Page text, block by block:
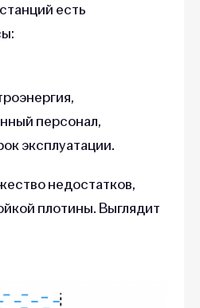
есть
персонал,
эксплуатации.
недостатков,
плотины. Выглядит